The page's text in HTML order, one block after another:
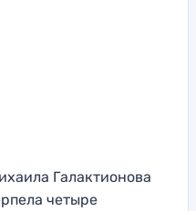
Галактионова
четыре